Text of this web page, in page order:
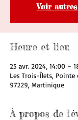
Voir autres
Heure et lieu
25 avr. 2024, 14:00 –
Les Trois-Îlets,
97229, Martinique
À propos de